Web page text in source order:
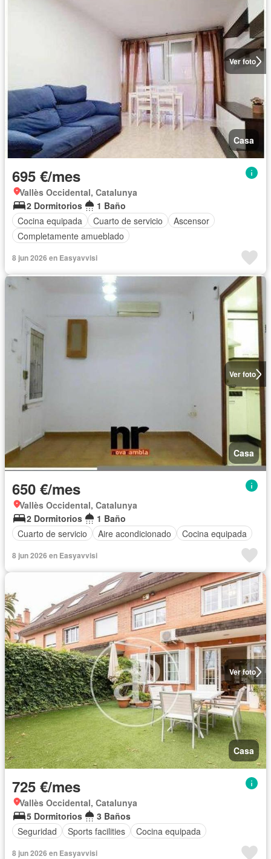
Ver foto
Casa
695 €/mes
Vallès Occidental, Catalunya
2 Dormitorios
1 Baño
Cocina equipada
Cuarto de servicio
Ascensor
Completamente amueblado
8 jun 2026 en Easyavvisi
Ver foto
Casa
650 €/mes
Vallès Occidental, Catalunya
2 Dormitorios
1 Baño
Cuarto de servicio
Aire acondicionado Cocina equipada
8 jun 2026 en Easyavvisi
Ver foto
Casa
725 €/mes
Vallès Occidental, Catalunya
5 Dormitorios
3 Baños
Seguridad
Sports facilities Cocina equipada
8 jun 2026 en Easyavvisi